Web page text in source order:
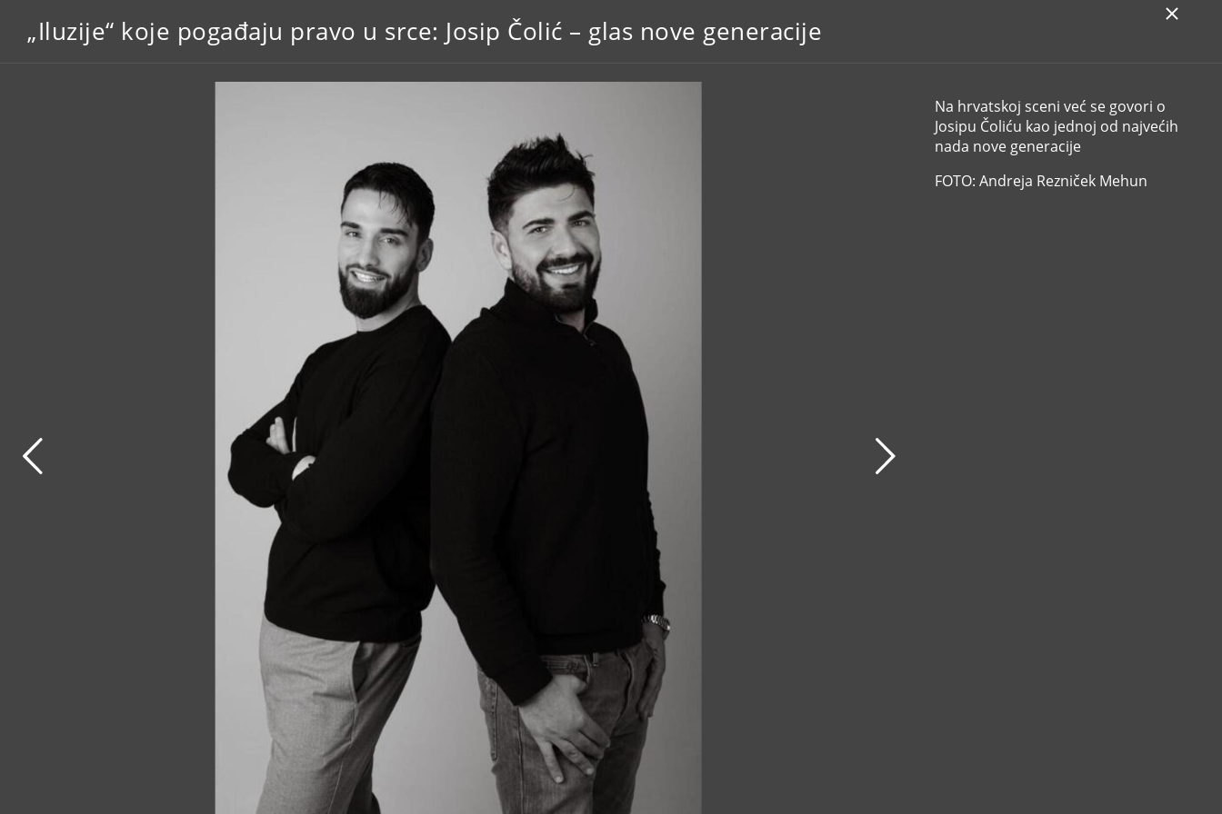
„Iluzije“ koje pogađaju pravo u srce: Josip Čolić – glas nove generacije
Na hrvatskoj sceni već se govori o
Josipu Čoliću kao jednoj od najvećih
nada nove generacije
FOTO: Andreja Rezniček Mehun